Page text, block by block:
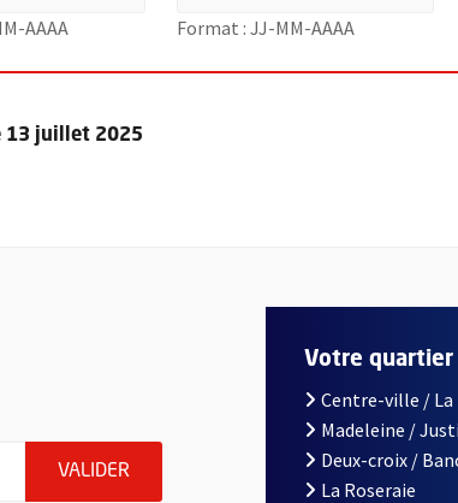
AAAA Saisie de date au format jour sur 2 chiffres,
Format : JJ-MM-AAAA
13 juillet 2025
indiquez votre email (champ obligatoire)
VALIDER ENVOYER MA DEMANDE
Votre quartier
Centre-ville / La
Madeleine /
Deux-croix /
La Roseraie